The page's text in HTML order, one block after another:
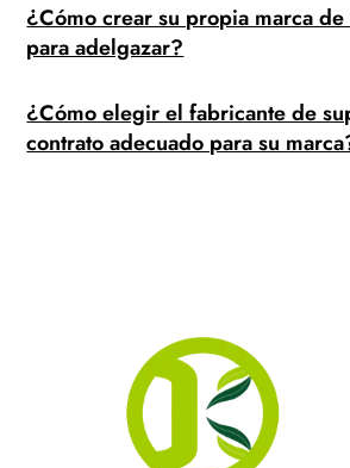
¿Cómo crear su propia marca
para adelgazar?
¿Cómo elegir el fabricante de
contrato adecuado para su